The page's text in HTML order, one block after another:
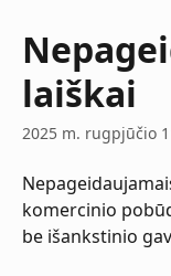
laiškai
2025 m. rugpjūčio
komercinio
be išankstinio